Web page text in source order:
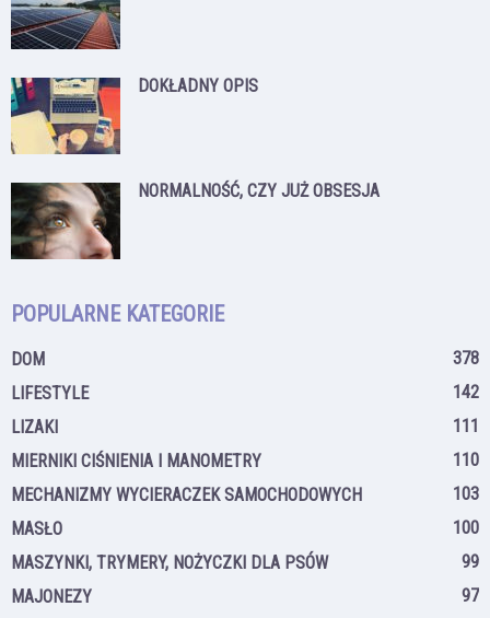
DOKŁADNY OPIS
NORMALNOŚĆ, CZY JUŻ OBSESJA
POPULARNE KATEGORIE
DOM
378
LIFESTYLE
142
LIZAKI
111
MIERNIKI CIŚNIENIA I MANOMETRY
110
MECHANIZMY WYCIERACZEK SAMOCHODOWYCH
103
MASŁO
100
MASZYNKI, TRYMERY, NOŻYCZKI DLA PSÓW
99
MAJONEZY
97